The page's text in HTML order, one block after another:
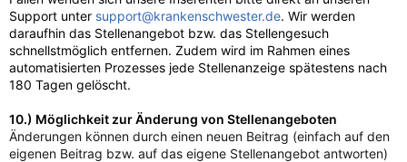
Support unter support@krankenschwester.de. Wir werden
daraufhin das Stellenangebot bzw. das Stellengesuch
schnellstmöglich entfernen. Zudem wird im Rahmen eines
automatisierten Prozesses jede Stellenanzeige spätestens nach
180 Tagen gelöscht.
10.) Möglichkeit zur Änderung von Stellenangeboten
Änderungen können durch einen neuen Beitrag (einfach auf den
eigenen Beitrag bzw. auf das eigene Stellenangebot antworten)